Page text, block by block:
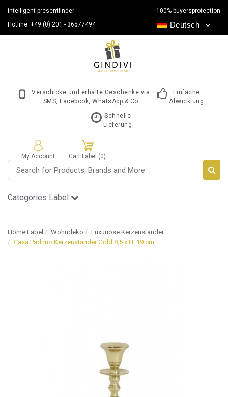
intelligent presentfinder
100% buyersprotection
Hotline: +49 (0) 201 - 36577494
Deutsch
Verschicke und erhalte Geschenke via
SMS, Facebook, WhatsApp & Co
Einfache
Abwicklung
Schnelle
Lieferung
My Account Cart Label (0)
Categories Label
Home Label Wohndeko
Luxuriöse Kerzenständer
Casa Padrino Kerzenständer Gold 8,5 x H. 19 cm